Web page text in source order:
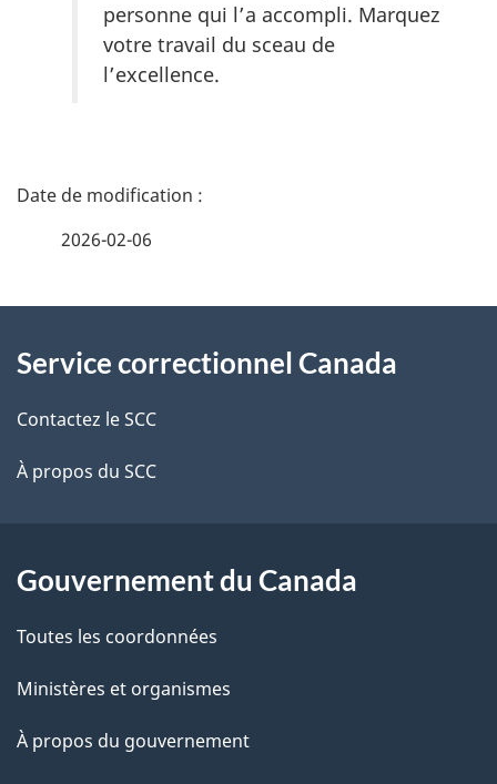
personne qui l’a accompli. Marquez
votre travail du sceau de
l’excellence.
D
i
l
s
e
p
a
2026-02-06
propos
de
ce
Service correctionnel Canada
Contactez le SCC
À propos du SCC
Gouvernement du Canada
Toutes les coordonnées
Ministères et organismes
À propos du gouvernement